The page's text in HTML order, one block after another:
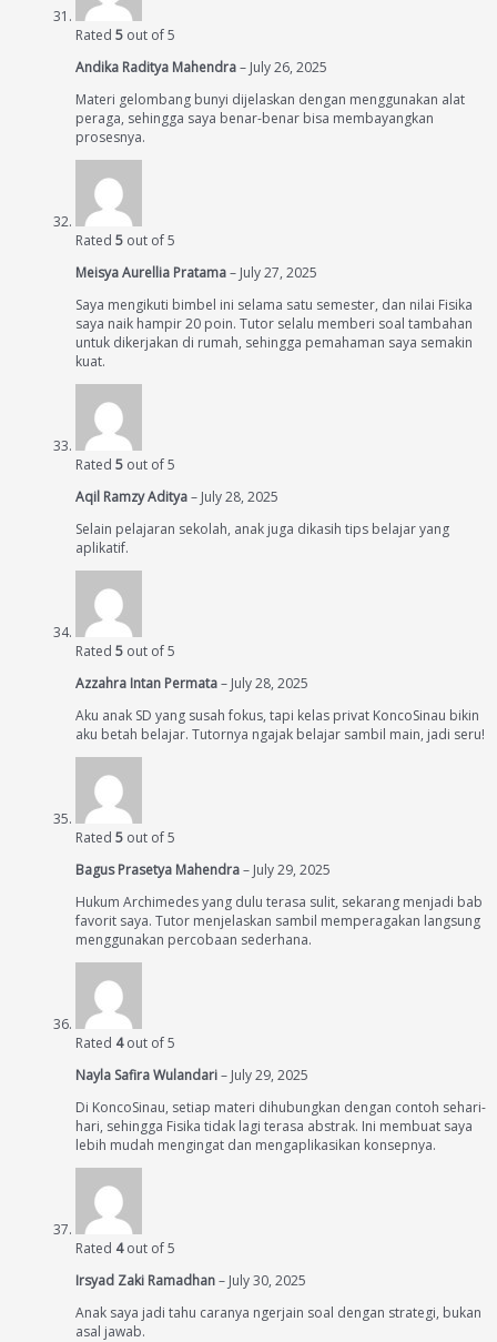
Rated 5 out of 5
Andika Raditya Mahendra– July 26, 2025
Materi gelombang bunyi dijelaskan dengan menggunakan alat
peraga, sehingga saya benar-benar bisa membayangkan
prosesnya.
Rated 5 out of 5
Meisya Aurellia Pratama– July 27, 2025
Saya mengikuti bimbel ini selama satu semester, dan nilai Fisika
saya naik hampir 20 poin. Tutor selalu memberi soal tambahan
untuk dikerjakan di rumah, sehingga pemahaman saya semakin
kuat.
Rated 5 out of 5
Aqil Ramzy Aditya– July 28, 2025
Selain pelajaran sekolah, anak juga dikasih tips belajar yang
aplikatif.
Rated 5 out of 5
Azzahra Intan Permata– July 28, 2025
Aku anak SD yang susah fokus, tapi kelas privat KoncoSinau bikin
aku betah belajar. Tutornya ngajak belajar sambil main, jadi seru!
Rated 5 out of 5
Bagus Prasetya Mahendra– July 29, 2025
Hukum Archimedes yang dulu terasa sulit, sekarang menjadi bab
favorit saya. Tutor menjelaskan sambil memperagakan langsung
menggunakan percobaan sederhana.
Rated 4out of 5
Nayla Safira Wulandari– July 29, 2025
Di KoncoSinau, setiap materi dihubungkan dengan contoh sehari-
hari, sehingga Fisika tidak lagi terasa abstrak. Ini membuat saya
lebih mudah mengingat dan mengaplikasikan konsepnya.
Rated 4out of 5
Irsyad Zaki Ramadhan– July 30, 2025
Anak saya jadi tahu caranya ngerjain soal dengan strategi, bukan
asal jawab.